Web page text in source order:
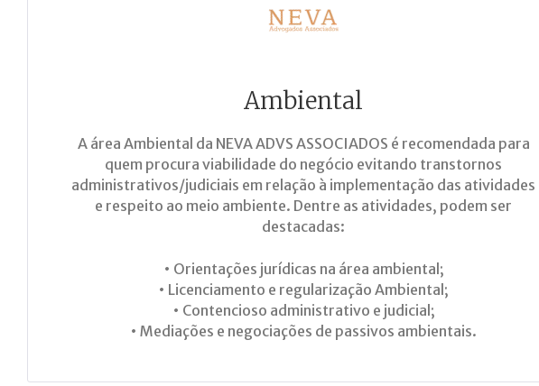
Ambiental
A área Ambiental da NEVA ADVS ASSOCIADOS é recomendada para
quem procura viabilidade do negócio evitando transtornos
administrativos/judiciais em relação à implementação das atividades
e respeito ao meio ambiente. Dentre as atividades, podem ser
destacadas:
• Orientações jurídicas na área ambiental;
• Licenciamento e regularização Ambiental;
• Contencioso administrativo e judicial;
• Mediações e negociações de passivos ambientais.